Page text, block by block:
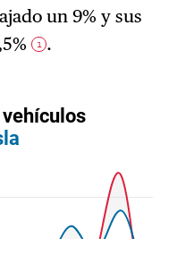
un 9% y sus
1 .